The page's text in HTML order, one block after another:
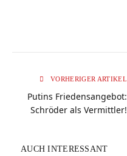
VORHERIGER ARTIKEL
Putins Friedensangebot:
Schröder als Vermittler!
AUCH INTERESSANT